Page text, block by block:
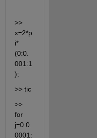
>>
x=2*p
i*
(0:0.
001:1
);
>> tic
>>
for
j=0:0.
0001: